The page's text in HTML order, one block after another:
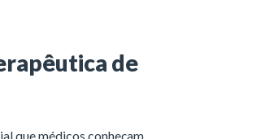
de
que médicos conheçam